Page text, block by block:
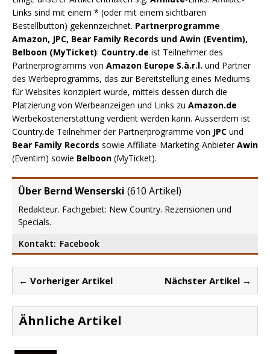
Links sind mit einem * (oder mit einem sichtbaren
Bestellbutton) gekennzeichnet. Partnerprogramme
Amazon, JPC, Bear Family Records und Awin (Eventim),
Belboon (MyTicket): Country.de ist Teilnehmer des
Partnerprogramms von Amazon Europe S.à.r.l. und Partner
des Werbeprogramms, das zur Bereitstellung eines Mediums
für Websites konzipiert wurde, mittels dessen durch die
Platzierung von Werbeanzeigen und Links zu Amazon.de
Werbekostenerstattung verdient werden kann. Ausserdem ist
Country.de Teilnehmer der Partnerprogramme von JPC und
Bear Family Records sowie Affiliate-Marketing-AnbieterAwin
(Eventim) sowie Belboon (MyTicket).
Über Bernd Wenserski (610 Artikel)
Redakteur. Fachgebiet: New Country. Rezensionen und
Specials.
Kontakt: Facebook
← Vorheriger Artikel Nächster Artikel →
Ähnliche Artikel